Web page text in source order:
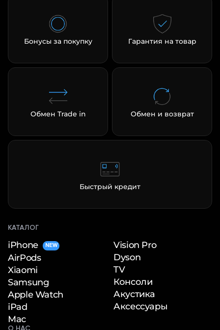
Бонусы за покупку Гарантия на товар
Обмен Trade in Обмен и возврат
Быстрый кредит
КАТАЛОГ
iPhone NEW
AirPods
Xiaomi
Samsung
Apple Watch
iPad
Mac
Vision Pro
Dyson
TV
Консоли
Акустика
Аксессуары
О НАС